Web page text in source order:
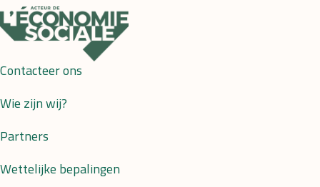
Contacteer ons
Wie zijn wij?
Partners
Wettelijke bepalingen